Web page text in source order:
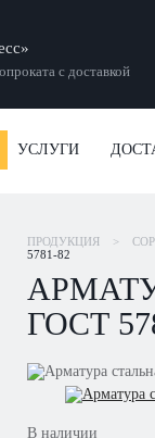
с доставкой
УСЛУГИ
ПРОДУКЦИЯ >
5781-82
ГОСТ
В наличии